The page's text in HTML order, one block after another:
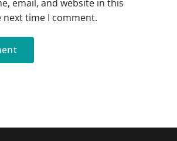
email, and website in this
time I comment.